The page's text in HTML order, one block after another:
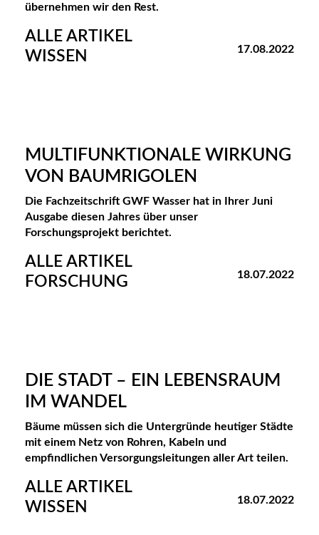
übernehmen wir den Rest.
ALLE ARTIKEL
WISSEN
17.08.2022
MULTIFUNKTIONALE WIRKUNG
VON BAUMRIGOLEN
Die Fachzeitschrift GWF Wasser hat in Ihrer Juni
Ausgabe diesen Jahres über unser
Forschungsprojekt berichtet.
ALLE ARTIKEL
FORSCHUNG
18.07.2022
DIE STADT – EIN LEBENSRAUM
IM WANDEL
Bäume müssen sich die Untergründe heutiger Städte
mit einem Netz von Rohren, Kabeln und
empfindlichen Versorgungsleitungen aller Art teilen.
ALLE ARTIKEL
WISSEN
18.07.2022